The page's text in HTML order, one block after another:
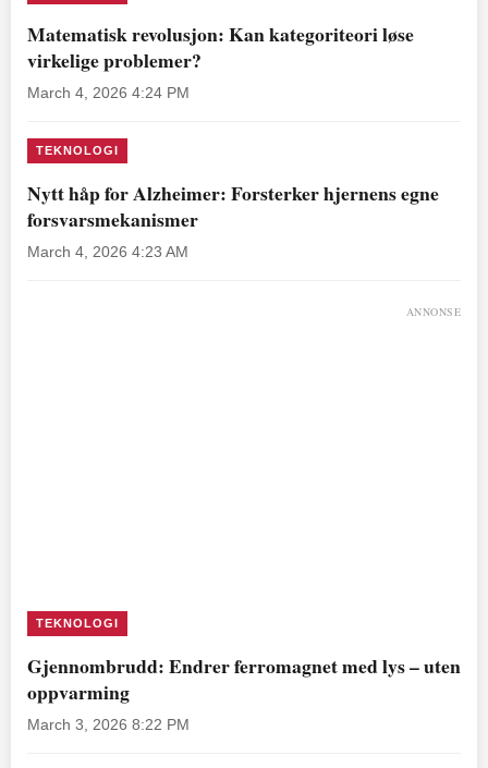
Matematisk revolusjon: Kan kategoriteori løse
virkelige problemer?
March 4, 2026 4:24 PM
TEKNOLOGI
Nytt håp for Alzheimer: Forsterker hjernens egne
forsvarsmekanismer
March 4, 2026 4:23 AM
ANNONSE
TEKNOLOGI
Gjennombrudd: Endrer ferromagnet med lys – uten
oppvarming
March 3, 2026 8:22 PM